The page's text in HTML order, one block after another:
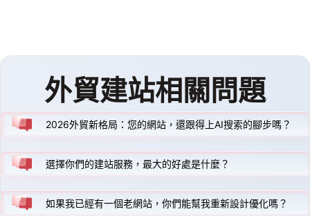
外貿建站相關問題
2026外貿新格局：您的網站，還跟得上AI搜索的腳步嗎？
選擇你們的建站服務，最大的好處是什麼？
如果我已經有一個老網站，你們能幫我重新設計優化嗎？